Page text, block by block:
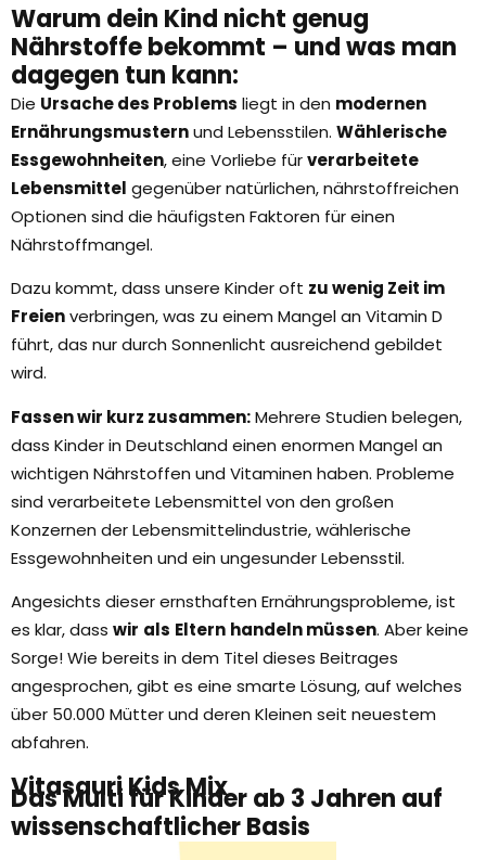
Warum dein Kind nicht genug
Nährstoffe bekommt – und was man
dagegen tun kann:
Die Ursache des Problems liegt in den modernen
Ernährungsmusternund Lebensstilen. Wählerische
Essgewohnheiten, eine Vorliebe fürverarbeitete
Lebensmittel gegenüber natürlichen, nährstoffreichen
Optionen sind die häufigsten Faktoren für einen
Nährstoffmangel.
Dazu kommt, dass unsere Kinder oft zu wenig Zeit im
Freienverbringen, was zu einem Mangel an Vitamin D
führt, das nur durch Sonnenlicht ausreichend gebildet
wird.
Fassen wir kurz zusammen:Mehrere Studien belegen,
dass Kinder in Deutschland einen enormen Mangel an
wichtigen Nährstoffen und Vitaminen haben. Probleme
sind verarbeitete Lebensmittel von den großen
Konzernen der Lebensmittelindustrie, wählerische
Essgewohnheiten und ein ungesunder Lebensstil.
Angesichts dieser ernsthaften Ernährungsprobleme, ist
es klar, dass wir als Eltern handeln müssen. Aber keine
Sorge! Wie bereits in dem Titel dieses Beitrages
angesprochen, gibt es eine smarte Lösung, auf welches
über 50.000 Mütter und deren Kleinen seit neuestem
abfahren.
Vitasauri Kids Mix
Das Multi für Kinder ab 3 Jahren auf
wissenschaftlicher Basis